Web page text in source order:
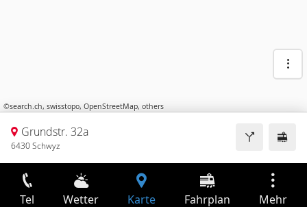
©search.ch, swisstopo, OpenStreetMap, others
Grundstr. 32a
6430 Schwyz
Tel Wetter Karte Fahrplan Mehr